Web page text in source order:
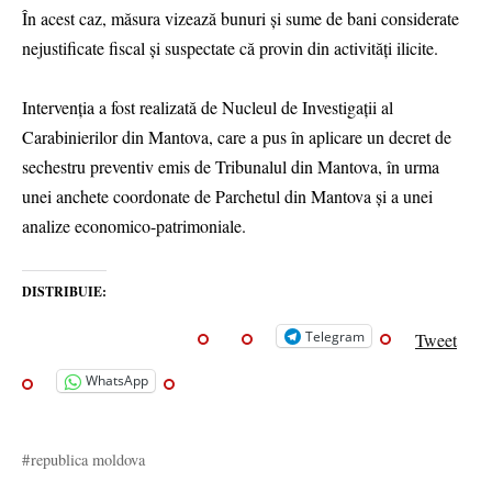
În acest caz, măsura vizează bunuri și sume de bani considerate
nejustificate fiscal și suspectate că provin din activități ilicite.
Intervenția a fost realizată de Nucleul de Investigații al
Carabinierilor din Mantova, care a pus în aplicare un decret de
sechestru preventiv emis de Tribunalul din Mantova, în urma
unei anchete coordonate de Parchetul din Mantova și a unei
analize economico-patrimoniale.
DISTRIBUIE:
Telegram Tweet
WhatsApp
republica moldova